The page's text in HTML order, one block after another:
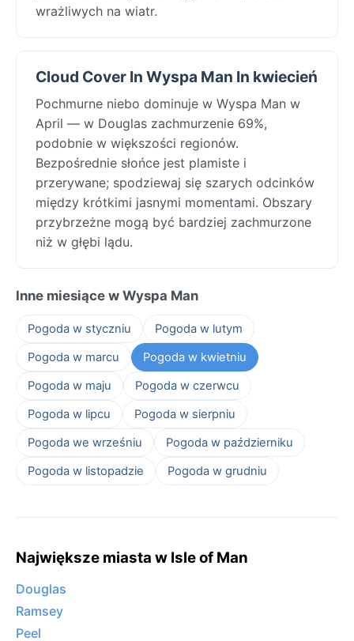
wrażliwych na wiatr.
Cloud Cover In Wyspa Man In kwiecień
Pochmurne niebo dominuje w Wyspa Man w
April — w Douglas zachmurzenie 69%,
podobnie w większości regionów.
Bezpośrednie słońce jest plamiste i
przerywane; spodziewaj się szarych odcinków
między krótkimi jasnymi momentami. Obszary
przybrzeżne mogą być bardziej zachmurzone
niż w głębi lądu.
Inne miesiące w Wyspa Man
Pogoda w styczniu
Pogoda w lutym
Pogoda w marcu
Pogoda w kwietniu
Pogoda w maju
Pogoda w czerwcu
Pogoda w lipcu
Pogoda w sierpniu
Pogoda we wrześniu
Pogoda w październiku
Pogoda w listopadzie
Pogoda w grudniu
Największe miasta w Isle of Man
Douglas
Ramsey
Peel